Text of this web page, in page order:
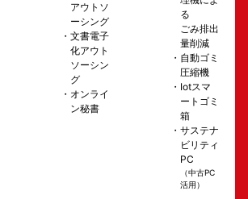
アウトソ
ーシング
文書電子
化アウト
ソーシン
グ
オンライ
ン秘書
る
ごみ排出
量削減
自動ゴミ
圧縮機
Iotスマ
ートゴミ
箱
サステナ
ビリティ
PC
（中古PC
活用）